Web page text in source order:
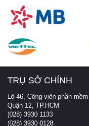
TRỤ SỞ CHÍNH
Lô 46, Công viên phần
Quận 12, TP.HCM
(028) 3930 1133
(028) 3930 0128